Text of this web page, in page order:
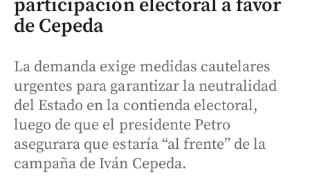
participación electoral a favor
de Cepeda
La demanda exige medidas cautelares
urgentes para garantizar la neutralidad
del Estado en la contienda electoral,
luego de que el presidente Petro
asegurara que estaría “al frente” de la
campaña de Iván Cepeda.